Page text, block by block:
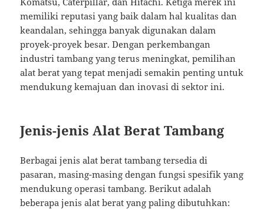
memiliki reputasi yang baik dalam hal kualitas dan
keandalan, sehingga banyak digunakan dalam
proyek-proyek besar. Dengan perkembangan
industri tambang yang terus meningkat, pemilihan
alat berat yang tepat menjadi semakin penting untuk
mendukung kemajuan dan inovasi di sektor ini.
Jenis-jenis Alat Berat Tambang
Berbagai jenis alat berat tambang tersedia di
pasaran, masing-masing dengan fungsi spesifik yang
mendukung operasi tambang. Berikut adalah
beberapa jenis alat berat yang paling dibutuhkan: